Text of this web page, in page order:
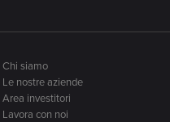
Chi siamo
Le nostre aziende
Area investitori
Lavora con noi